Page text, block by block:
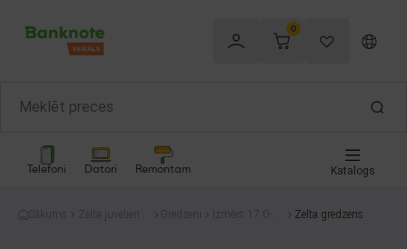
0
Telefoni Datori Remontam Katalogs
Sākums
Zelta juvelierizs
Gredzeni
Izmērs 17.0-1
Zelta gredzens